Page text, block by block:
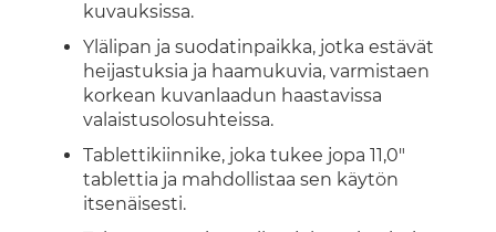
kuvauksissa.
Ylälipan ja suodatinpaikka, jotka estävät
heijastuksia ja haamukuvia, varmistaen
korkean kuvanlaadun haastavissa
valaistusolosuhteissa.
Tablettikiinnike, joka tukee jopa 11,0"
tablettia ja mahdollistaa sen käytön
itsenäisesti.